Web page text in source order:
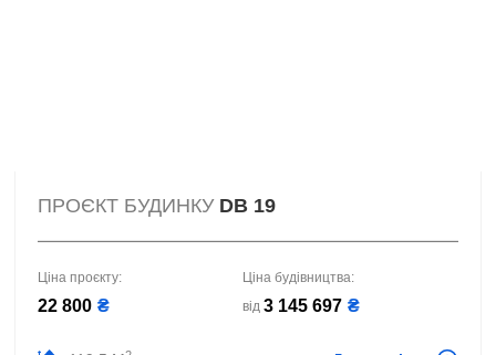
ПРОЄКТ БУДИНКУ DB 19
Ціна проєкту:
22 800 ₴
Ціна будівництва:
від 3 145 697 ₴